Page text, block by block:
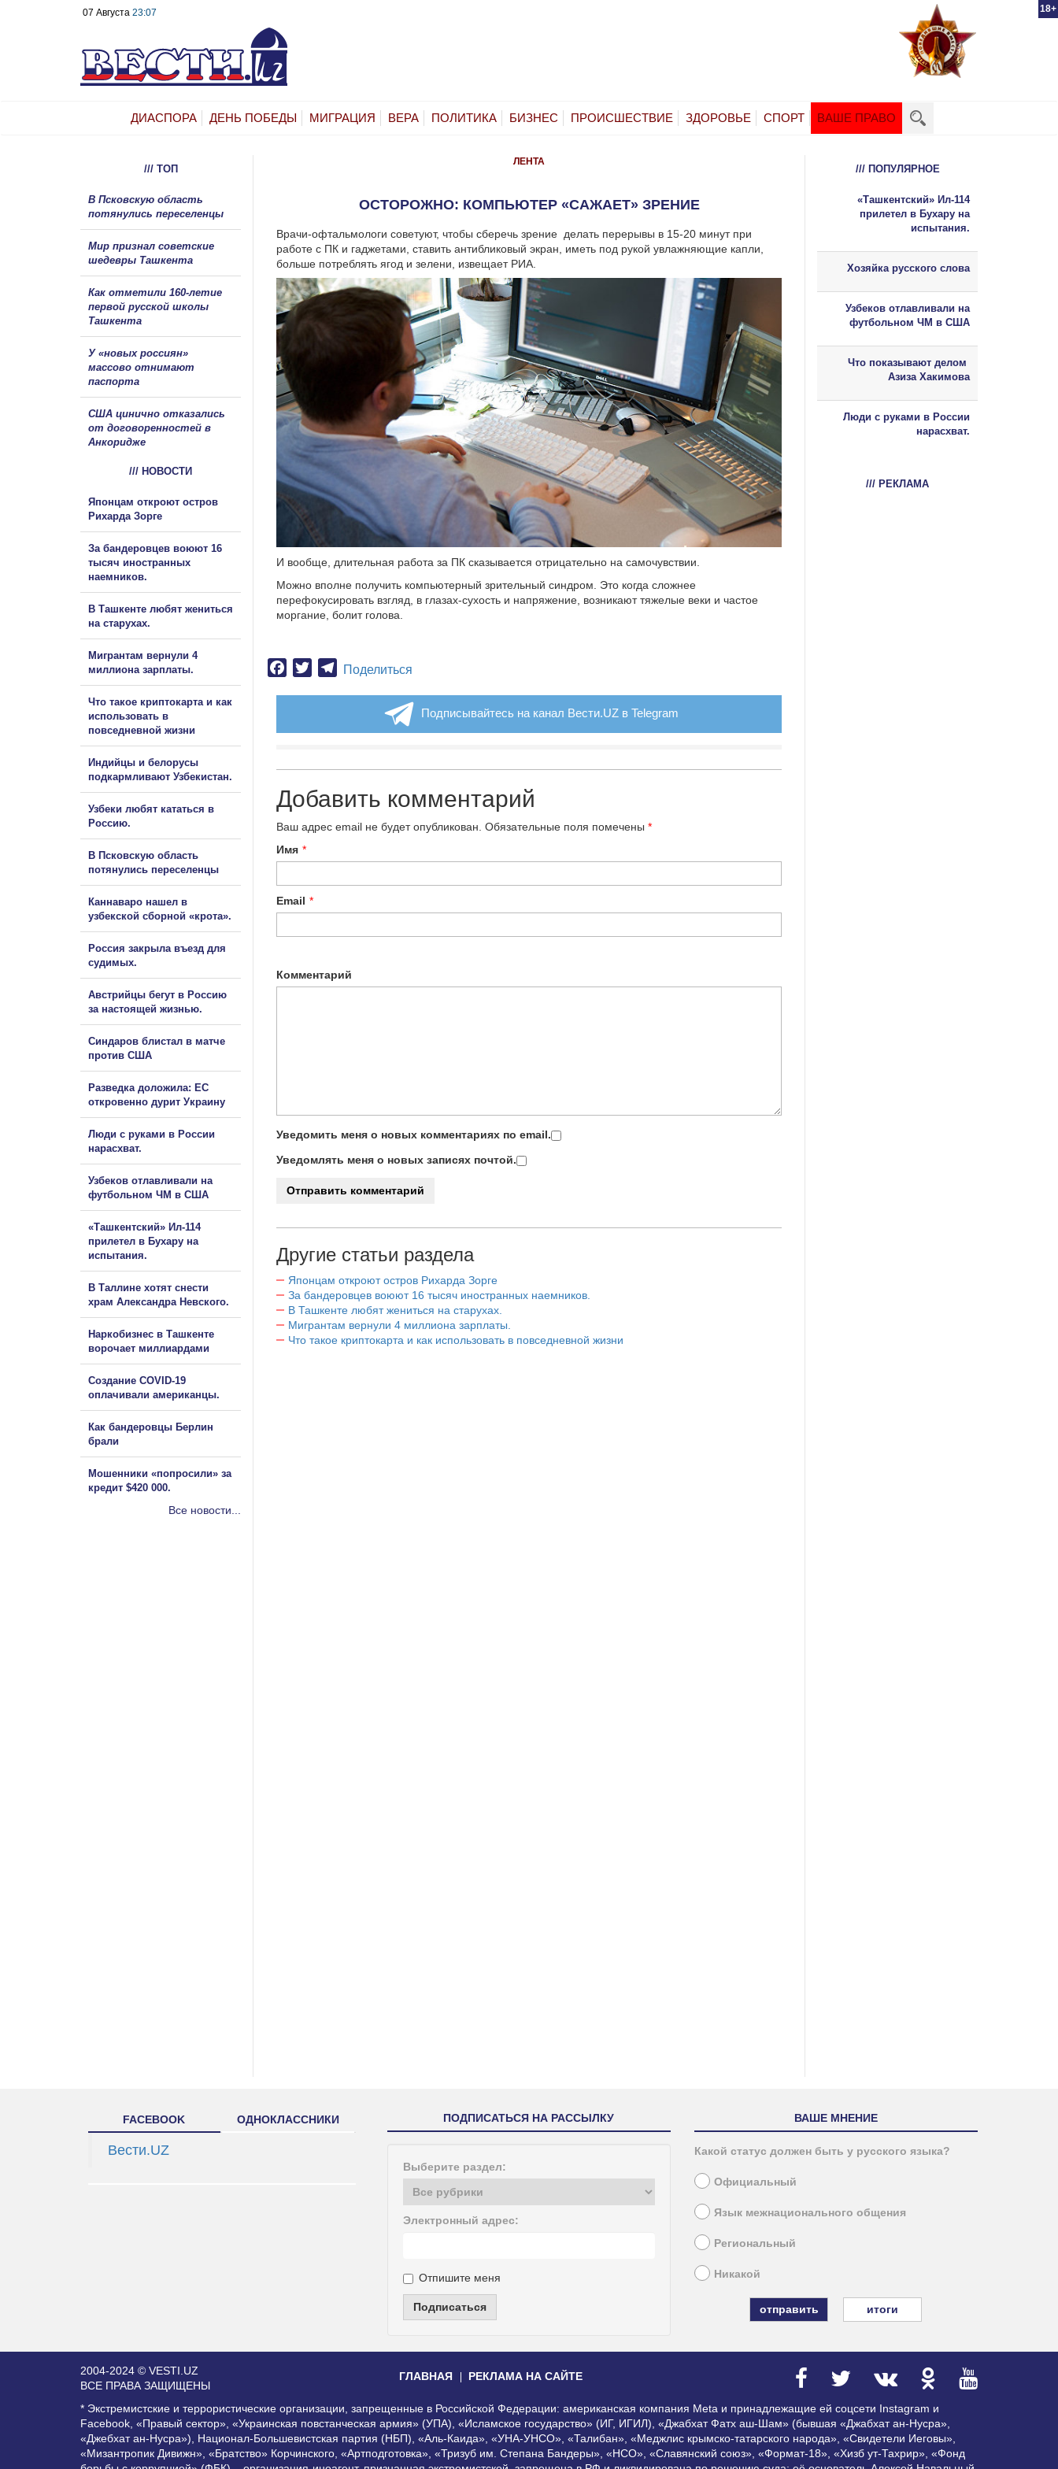
18+
07 Августа 23:07
ДИАСПОРА ДЕНЬ ПОБЕДЫ МИГРАЦИЯ ВЕРА ПОЛИТИКА БИЗНЕС ПРОИСШЕСТВИЕ ЗДОРОВЬЕ СПОРТ ВАШЕ ПРАВО
ЛЕНТА
ОСТОРОЖНО: КОМПЬЮТЕР «САЖАЕТ» ЗРЕНИЕ
Врачи-офтальмологи советуют, чтобы сберечь зрение делать перерывы в 15-20 минут при
работе с ПК и гаджетами, ставить антибликовый экран, иметь под рукой увлажняющие капли,
больше потреблять ягод и зелени, извещает РИА.
И вообще, длительная работа за ПК сказывается отрицательно на самочувствии.
Можно вполне получить компьютерный зрительный синдром. Это когда сложнее
перефокусировать взгляд, в глазах-сухость и напряжение, возникают тяжелые веки и частое
моргание, болит голова.
Facebook
TwitterTelegram
Поделиться
Подписывайтесь на канал Вести.UZ в Telegram
Добавить комментарий
Ваш адрес email не будет опубликован. Обязательные поля помечены *
Имя *
Email *
Комментарий
Уведомить меня о новых комментариях по email.
Уведомлять меня о новых записях почтой.
Другие статьи раздела
Японцам откроют остров Рихарда Зорге
За бандеровцев воюют 16 тысяч иностранных наемников.
В Ташкенте любят жениться на старухах.
Мигрантам вернули 4 миллиона зарплаты.
Что такое криптокарта и как использовать в повседневной жизни
/// ТОП
В Псковскую область
потянулись переселенцы
Мир признал советские
шедевры Ташкента
Как отметили 160-летие
первой русской школы
Ташкента
У «новых россиян»
массово отнимают
паспорта
США цинично отказались
от договоренностей в
Анкоридже
/// НОВОСТИ
Японцам откроют остров
Рихарда Зорге
За бандеровцев воюют 16
тысяч иностранных
наемников.
В Ташкенте любят жениться
на старухах.
Мигрантам вернули 4
миллиона зарплаты.
Что такое криптокарта и как
использовать в
повседневной жизни
Индийцы и белорусы
подкармливают Узбекистан.
Узбеки любят кататься в
Россию.
В Псковскую область
потянулись переселенцы
Каннаваро нашел в
узбекской сборной «крота».
Россия закрыла въезд для
судимых.
Австрийцы бегут в Россию
за настоящей жизнью.
Синдаров блистал в матче
против США
Разведка доложила: ЕС
откровенно дурит Украину
Люди с руками в России
нарасхват.
Узбеков отлавливали на
футбольном ЧМ в США
«Ташкентский» Ил-114
прилетел в Бухару на
испытания.
В Таллине хотят снести
храм Александра Невского.
Наркобизнес в Ташкенте
ворочает миллиардами
Создание COVID-19
оплачивали американцы.
Как бандеровцы Берлин
брали
Мошенники «попросили» за
кредит $420 000.
Все новости...
/// ПОПУЛЯРНОЕ
«Ташкентский» Ил-114
прилетел в Бухару на
испытания.
Хозяйка русского слова
Узбеков отлавливали на
футбольном ЧМ в США
Что показывают делом
Азиза Хакимова
Люди с руками в России
нарасхват.
/// РЕКЛАМА
FACEBOOK ОДНОКЛАССНИКИ
Вести.UZ
ПОДПИСАТЬСЯ НА РАССЫЛКУ
Выберите раздел:
Электронный адрес:
Отпишите меня
Подписаться
ВАШЕ МНЕНИЕ
Какой статус должен быть у русского языка?
Официальный
Язык межнационального общения
Региональный
Никакой
итоги
2004-2024 © VESTI.UZ
ВСЕ ПРАВА ЗАЩИЩЕНЫ
ГЛАВНАЯ РЕКЛАМА НА САЙТЕ
* Экстремистские и террористические организации, запрещенные в Российской Федерации: американская компания Meta и принадлежащие ей соцсети Instagram и
Facebook, «Правый сектор», «Украинская повстанческая армия» (УПА), «Исламское государство» (ИГ, ИГИЛ), «Джабхат Фатх аш-Шам» (бывшая «Джабхат ан-Нусра»,
«Джебхат ан-Нусра»), Национал-Большевистская партия (НБП), «Аль-Каида», «УНА-УНСО», «Талибан», «Меджлис крымско-татарского народа», «Свидетели Иеговы»,
«Мизантропик Дивижн», «Братство» Корчинского, «Артподготовка», «Тризуб им. Степана Бандеры», «НСО», «Славянский союз», «Формат-18», «Хизб ут-Тахрир», «Фонд